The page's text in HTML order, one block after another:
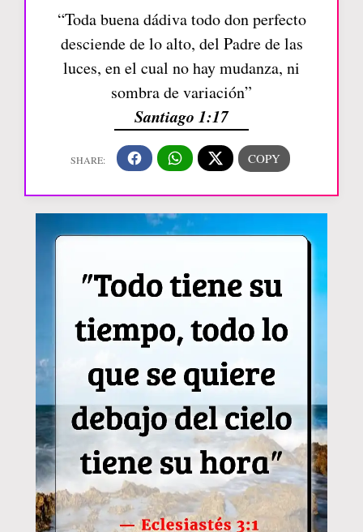
“Toda buena dádiva todo don perfecto
desciende de lo alto, del Padre de las
luces, en el cual no hay mudanza, ni
sombra de variación”
Santiago 1:17